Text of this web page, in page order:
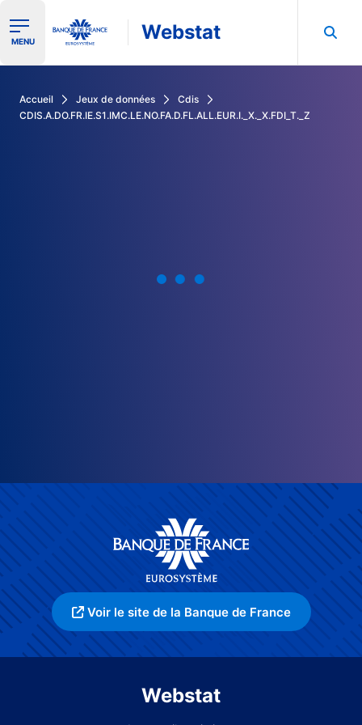
Ouvrir le menu de navigation
MENU Webstat
Accueil Jeux de données
Cdis
CDIS.A.DO.FR.IE.S1.IMC.LE.NO.FA.D.FL.ALL.EUR.I._X._X.FDI_T._Z
Voir le site de la Banque de France
Webstat